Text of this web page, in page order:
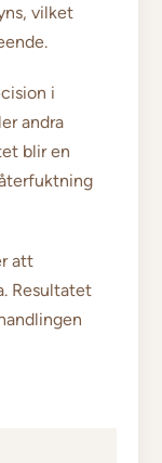
vilket
i
andra
blir en
att
Resultatet